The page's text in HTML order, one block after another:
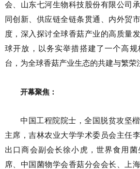
会、山东七河生物科技股份有限公司
同创新、供应链全链条贯通、内外贸
度，深入探讨全球香菇产业的高质量
球开放，以务实举措搭建了一个高
台，为全球香菇产业生态的共建与繁荣
开幕聚焦：
中国工程院院士，全国脱贫攻坚
主席，吉林农业大学学术委员会主任
出口商会副会长徐小虎，世界食用
席、中国菌物学会香菇分会会长、上